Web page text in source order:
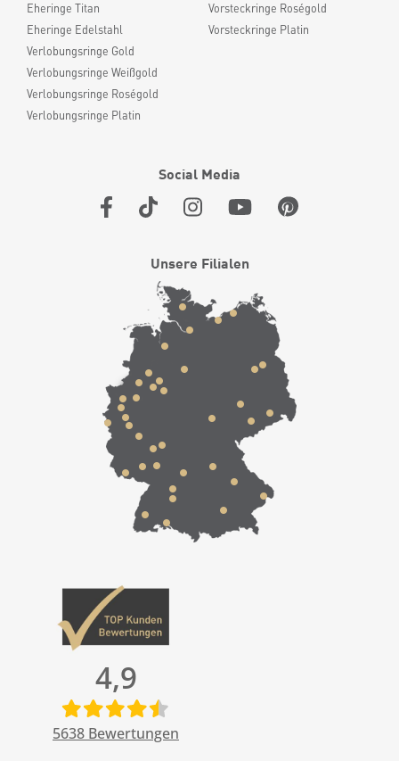
Eheringe Titan
Eheringe Edelstahl
Verlobungsringe Gold
Verlobungsringe Weißgold
Verlobungsringe Roségold
Verlobungsringe Platin
Vorsteckringe Roségold
Vorsteckringe Platin
Social Media
Unsere Filialen
4,9
5638 Bewertungen